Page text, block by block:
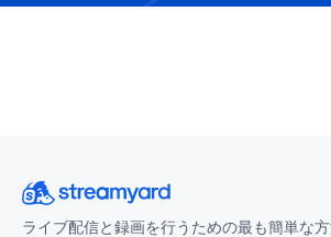
ライブ配信と録画を行うための最も簡単な